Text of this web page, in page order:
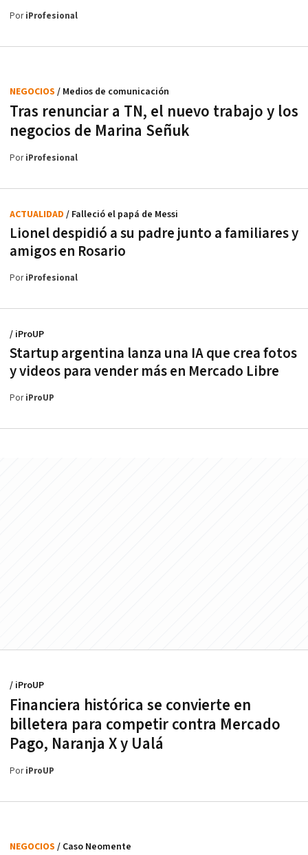
PoriProfesional
Tras renunciar a TN, el nuevo trabajo y los
negocios de Marina Señuk
NEGOCIOS / Medios de comunicación
PoriProfesional
Lionel despidió a su padre junto a familiares y
amigos en Rosario
ACTUALIDAD / Falleció el papá de Messi
PoriProfesional
Startup argentina lanza una IA que crea fotos
y videos para vender más en Mercado Libre
/ iProUP
PoriProUP
Financiera histórica se convierte en
billetera para competir contra Mercado
Pago, Naranja X y Ualá
/ iProUP
PoriProUP
NEGOCIOS / Caso Neomente